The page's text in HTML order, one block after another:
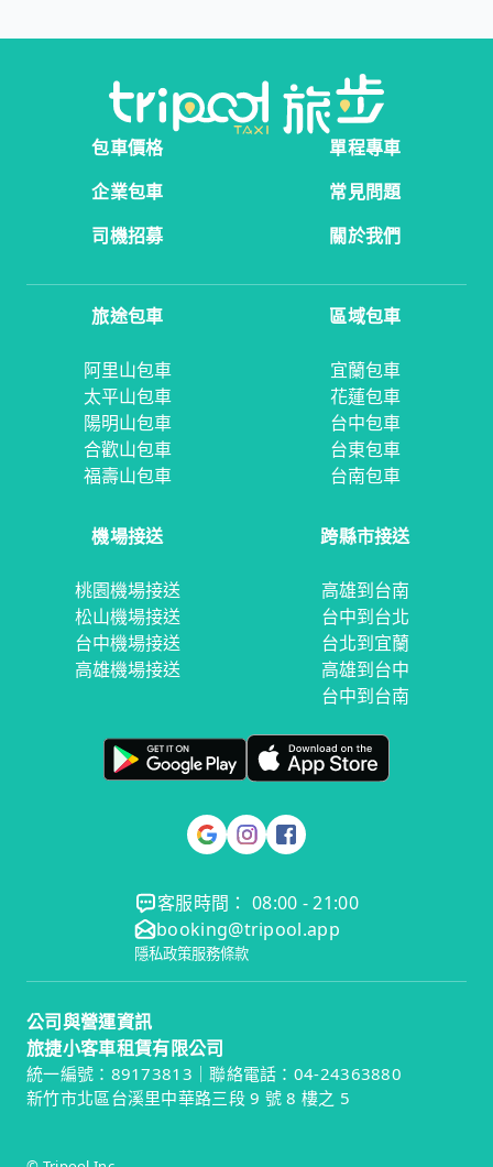
包車價格
單程專車
企業包車
常見問題
司機招募
關於我們
旅途包車
阿里山包車
太平山包車
陽明山包車
合歡山包車
福壽山包車
區域包車
宜蘭包車
花蓮包車
台中包車
台東包車
台南包車
機場接送
桃園機場接送
松山機場接送
台中機場接送
高雄機場接送
跨縣市接送
高雄到台南
台中到台北
台北到宜蘭
高雄到台中
台中到台南
客服時間： 08:00 - 21:00
booking@tripool.app
隱私政策服務條款
公司與營運資訊
旅捷小客車租賃有限公司
統一編號：89173813｜聯絡電話：04-24363880
新竹市北區台溪里中華路三段 9 號 8 樓之 5